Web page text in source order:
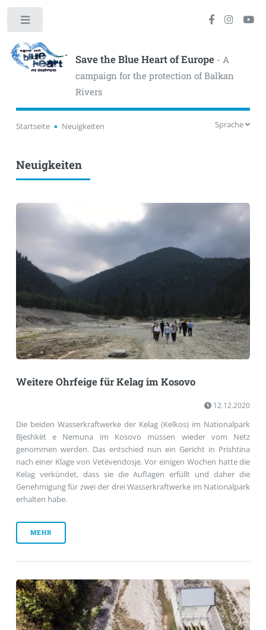
Save the Blue Heart of Europe- A
campaign for the protection of Balkan
Rivers
Startseite Neuigkeiten Sprache
Neuigkeiten
Weitere Ohrfeige für Kelag im Kosovo
12.12.2020
Die beiden Wasserkraftwerke der Kelag (Kelkos) im Nationalpark
Bjeshkët e Nemuna im Kosovo müssen wieder vom Netz
genommen werden. Das entschied nun ein Gericht in Prishtina
nach einer Klage von Vetëvendosje. Vor einigen Wochen hatte die
Kelag verkündet, dass sie die Auflagen erfüllt und daher die
Genehmigung für zwei der drei Wasserkraftwerke im Nationalpark
erhalten habe.
MEHR